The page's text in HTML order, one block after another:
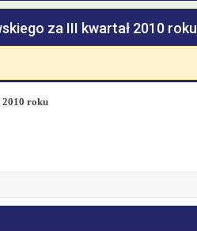
za III kwartał 2010 roku
roku